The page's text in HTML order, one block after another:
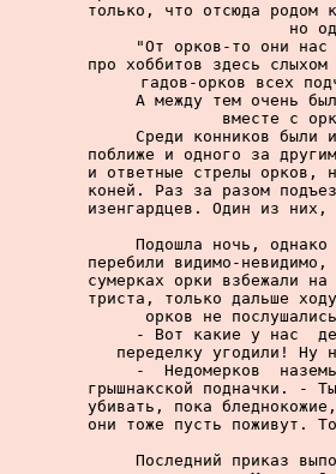
только, что отсюда родом
но
"От орков-то они нас
про хоббитов здесь
гадов-орков всех
А между тем очень
вместе с
Среди конников были
поближе и одного за
и ответные стрелы орков,
коней. Раз за разом
изенгардцев. Один из
Подошла ночь, однако
перебили видимо-
сумерках орки взбежали
триста, только дальше
орков не
- Вот какие у нас
переделку угодили! Ну
-  Недомерков
грышнакской подначки. -
убивать, пока
они тоже пусть поживут.
Последний приказ